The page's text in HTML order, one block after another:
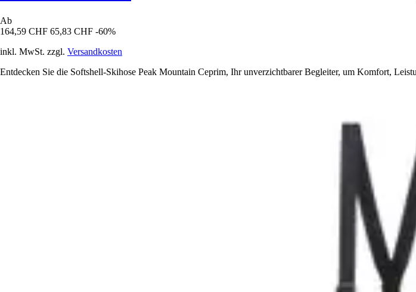
Ab
164,59 CHF 65,83 CHF -60%
inkl. MwSt. zzgl. Versandkosten
Entdecken Sie die Softshell-Skihose Peak Mountain Ceprim, Ihr unverzichtbarer Begleiter, um Komfort,